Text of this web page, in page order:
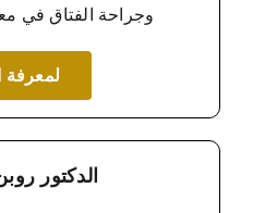
وجراحة الفتاق في
لمعرفة
الدكتور